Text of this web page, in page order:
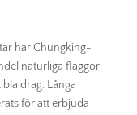
har Chungking-
naturliga flaggor
drag. Långa
för att erbjuda